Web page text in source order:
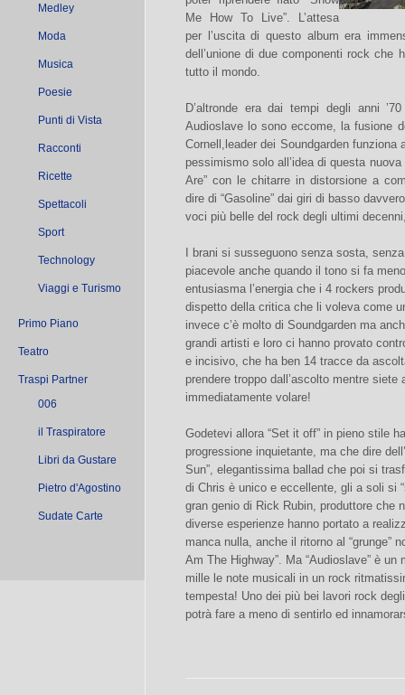
Medley
Moda
Musica
Poesie
Punti di Vista
Racconti
Ricette
Spettacoli
Sport
Technology
Viaggi e Turismo
Primo Piano
Teatro
Traspi Partner
006
il Traspiratore
Libri da Gustare
Pietro d'Agostino
Sudate Carte
Me How To Live”. L’attesa
per l’uscita di questo album era
dell’unione di due componenti rock che
tutto il mondo.
D’altronde era dai tempi degli anni
Audioslave lo sono eccome, la fusione
Cornell,leader dei Soundgarden
pessimismo solo all’idea di questa
Are” con le chitarre in distorsione a
dire di “Gasoline” dai giri di basso
voci più belle del rock degli ultimi
I brani si susseguono senza sosta,
piacevole anche quando il tono si fa
entusiasma l’energia che i 4 rockers
dispetto della critica che li voleva come
invece c’è molto di Soundgarden ma
grandi artisti e loro ci hanno provato
e incisivo, che ha ben 14 tracce da
prendere troppo dall’ascolto mentre
immediatamente volare!
Godetevi allora “Set it off” in pieno stile
progressione inquietante, ma che dire
Sun”, elegantissima ballad che poi si
di Chris è unico e eccellente, gli a soli si
gran genio di Rick Rubin, produttore che
diverse esperienze hanno portato a
manca nulla, anche il ritorno al “grunge”
Am The Highway”. Ma “Audioslave” è
mille le note musicali in un rock
tempesta! Uno dei più bei lavori rock
potrà fare a meno di sentirlo ed